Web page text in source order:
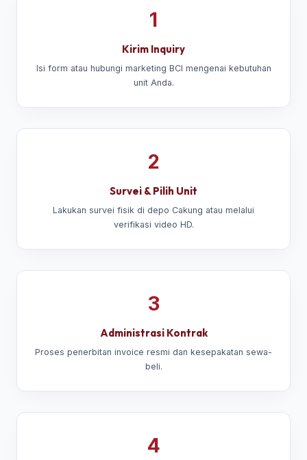
1
Kirim Inquiry
Isi form atau hubungi marketing BCI mengenai kebutuhan
unit Anda.
2
Survei & Pilih Unit
Lakukan survei fisik di depo Cakung atau melalui
verifikasi video HD.
3
Administrasi Kontrak
Proses penerbitan invoice resmi dan kesepakatan sewa-
beli.
4